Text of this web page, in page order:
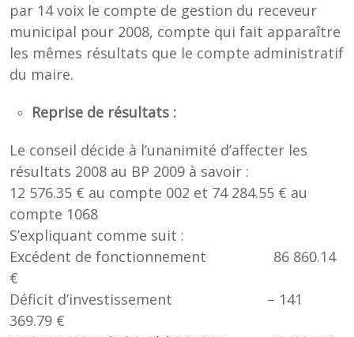
par 14 voix le compte de gestion du receveur
municipal pour 2008, compte qui fait apparaître
les mêmes résultats que le compte administratif
du maire.
Reprise de résultats :
Le conseil décide à l’unanimité d’affecter les
résultats 2008 au BP 2009 à savoir :
12 576.35 € au compte 002 et 74 284.55 € au
compte 1068
S’expliquant comme suit :
Excédent de fonctionnement 86 860.14
€
Déficit d’investissement – 141
369.79 €